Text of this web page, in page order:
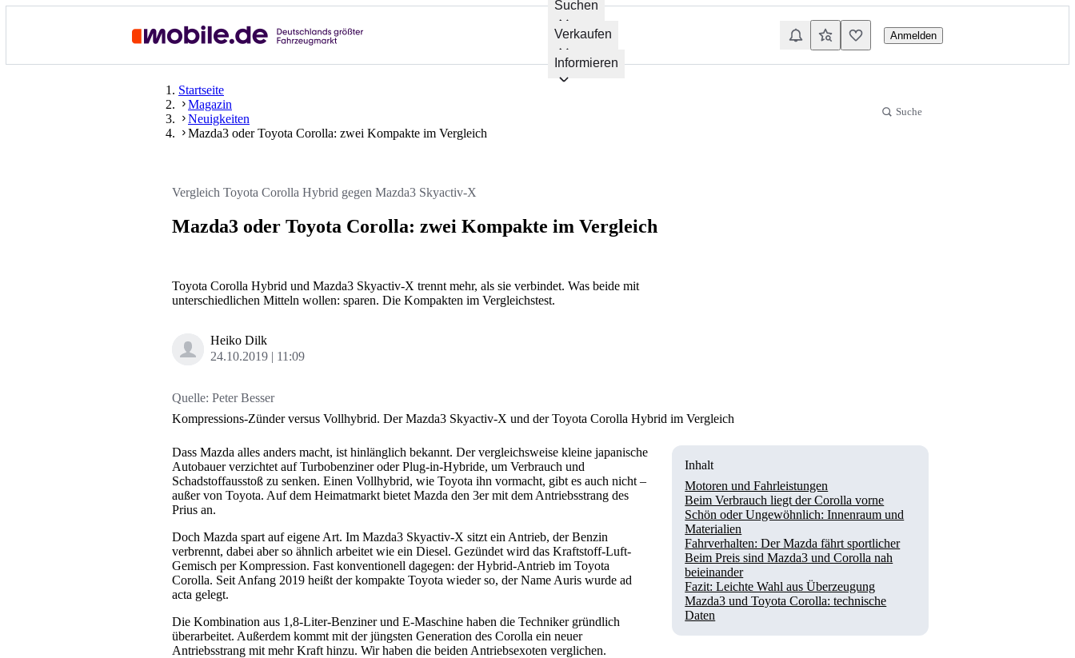
Suchen
Verkaufen
Informieren
Anmelden
Startseite
Magazin
Neuigkeiten
Mazda3 oder Toyota Corolla: zwei Kompakte im Vergleich
Suche
Vergleich Toyota Corolla Hybrid gegen Mazda3 Skyactiv-X
Mazda3 oder Toyota Corolla: zwei Kompakte im Vergleich
Toyota Corolla Hybrid und Mazda3 Skyactiv-X trennt mehr, als sie verbindet. Was beide mit
unterschiedlichen Mitteln wollen: sparen. Die Kompakten im Vergleichstest.
Heiko Dilk
24.10.2019
11:09
Inhalt
Motoren und Fahrleistungen
Beim Verbrauch liegt der Corolla vorne
Schön oder Ungewöhnlich: Innenraum und
Materialien
Fahrverhalten: Der Mazda fährt sportlicher
Beim Preis sind Mazda3 und Corolla nah
beieinander
Fazit: Leichte Wahl aus Überzeugung
Mazda3 und Toyota Corolla: technische
Daten
Quelle: Peter Besser
Kompressions-Zünder versus Vollhybrid. Der Mazda3 Skyactiv-X und der Toyota Corolla Hybrid im Vergleich
Dass Mazda alles anders macht, ist hinlänglich bekannt. Der vergleichsweise kleine japanische
Autobauer verzichtet auf Turbobenziner oder Plug-in-Hybride, um Verbrauch und
Schadstoffausstoß zu senken. Einen Vollhybrid, wie Toyota ihn vormacht, gibt es auch nicht –
außer von Toyota. Auf dem Heimatmarkt bietet Mazda den 3er mit dem Antriebsstrang des
Prius an.
Doch Mazda spart auf eigene Art. Im Mazda3 Skyactiv-X sitzt ein Antrieb, der Benzin
verbrennt, dabei aber so ähnlich arbeitet wie ein Diesel. Gezündet wird das Kraftstoff-Luft-
Gemisch per Kompression. Fast konventionell dagegen: der Hybrid-Antrieb im Toyota
Corolla. Seit Anfang 2019 heißt der kompakte Toyota wieder so, der Name Auris wurde ad
acta gelegt.
Die Kombination aus 1,8-Liter-Benziner und E-Maschine haben die Techniker gründlich
überarbeitet. Außerdem kommt mit der jüngsten Generation des Corolla ein neuer
Antriebsstrang mit mehr Kraft hinzu. Wir haben die beiden Antriebsexoten verglichen.